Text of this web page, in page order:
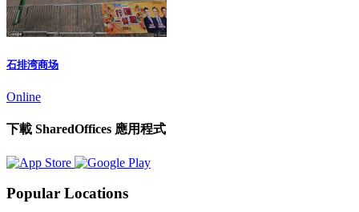
石排湾商场
Online
下載 SharedOffices 應用程式
Popular Locations